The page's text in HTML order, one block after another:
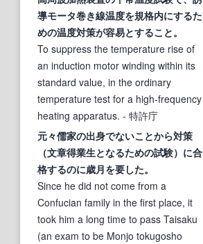
導モータ巻き線温度を規格内にするた
めの温度対策が容易とすること。
To suppress the temperature rise of
an induction motor winding within its
standard value, in the ordinary
temperature test for a high-frequency
heating apparatus. - 特許庁
元々儒家の出身でないことから対策
（文章得業生となるための試験）に合
格するのに歳月を要した。
Since he did not come from a
Confucian family in the first place, it
took him a long time to pass Taisaku
(an exam to be Monjo tokugosho